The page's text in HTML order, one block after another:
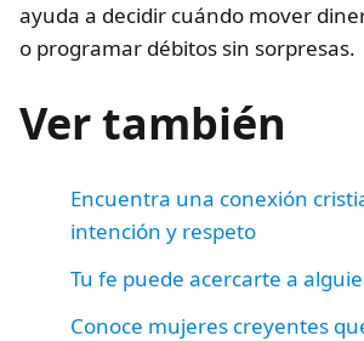
ayuda a decidir cuándo mover
o programar débitos sin sorpresas.
Ver también
Encuentra una conexión
intención y respeto
Tu fe puede acercarte a
Conoce mujeres creyentes